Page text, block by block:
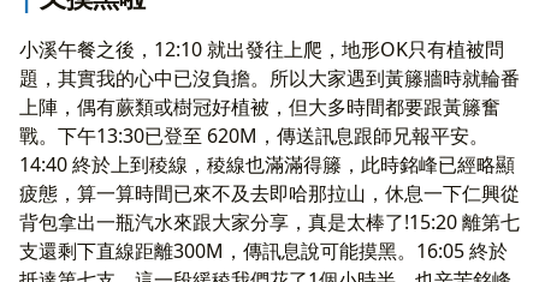
小溪午餐之後，12:10 就出發往上爬，地形OK只有植被問
題，其實我的心中已沒負擔。所以大家遇到黃籐牆時就輪番
上陣，偶有蕨類或樹冠好植被，但大多時間都要跟黃籐奮
戰。下午13:30已登至 620M，傳送訊息跟師兄報平安。
14:40 終於上到稜線，稜線也滿滿得籐，此時銘峰已經略顯
疲態，算一算時間已來不及去即哈那拉山，休息一下仁興從
背包拿出一瓶汽水來跟大家分享，真是太棒了!15:20 離第七
支還剩下直線距離300M，傳訊息說可能摸黑。16:05 終於